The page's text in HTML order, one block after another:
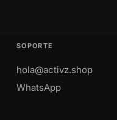
SOPORTE
hola@activz.shop
WhatsApp